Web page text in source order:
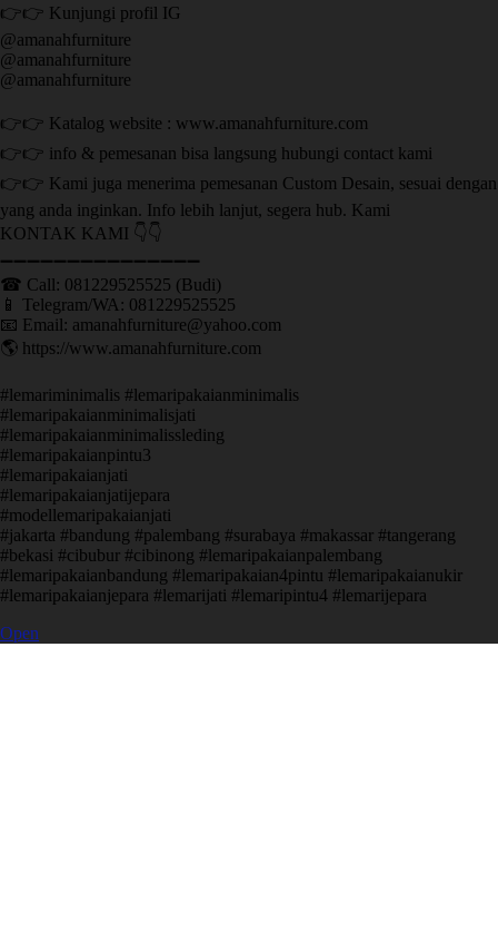
👉👉 Kunjungi profil IG
@amanahfurniture
@amanahfurniture
@amanahfurniture
👉👉 Katalog website : www.amanahfurniture.com
👉👉 info & pemesanan bisa langsung hubungi contact kami
👉👉 Kami juga menerima pemesanan Custom Desain, sesuai dengan
yang anda inginkan. Info lebih lanjut, segera hub. Kami
KONTAK KAMI 👇👇
➖➖➖➖➖➖➖➖➖➖➖➖➖➖➖ ㅤ
☎ Call: 081229525525 (Budi)
📱 Telegram/WA: 081229525525
📧 Email: amanahfurniture@yahoo.com
🌎 https://www.amanahfurniture.com
#lemariminimalis #lemaripakaianminimalis
#lemaripakaianminimalisjati
#lemaripakaianminimalissleding
#lemaripakaianpintu3
#lemaripakaianjati
#lemaripakaianjatijepara
#modellemaripakaianjati
#jakarta #bandung #palembang #surabaya #makassar #tangerang
#bekasi #cibubur #cibinong #lemaripakaianpalembang
#lemaripakaianbandung #lemaripakaian4pintu #lemaripakaianukir
#lemaripakaianjepara #lemarijati #lemaripintu4 #lemarijepara
Open